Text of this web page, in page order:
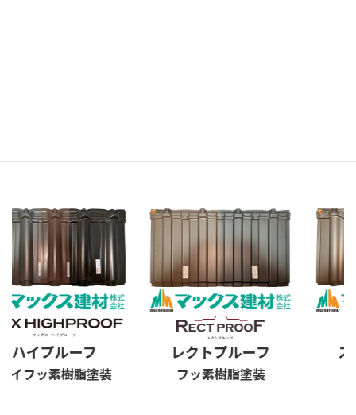
イプルーフ
フッ素樹脂塗装
レクトプルーフ
フッ素樹脂塗装
ス